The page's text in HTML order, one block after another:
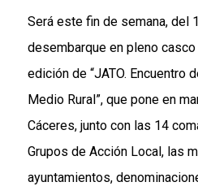
Será este fin de semana, del
desembarque en pleno
edición de “JATO. Encuentro
Medio Rural”, que pone en
Cáceres, junto con las 14
Grupos de Acción Local, las
ayuntamientos,